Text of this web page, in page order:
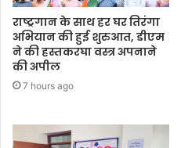
राष्ट्रगान के साथ हर घर तिरंगा
अभियान की हुई शुरुआत, डीएम
ने की हस्तकरघा वस्त्र अपनाने
की अपील
7 hours ago